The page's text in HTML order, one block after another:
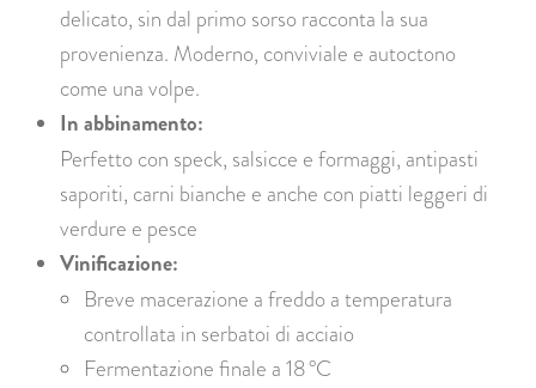
delicato, sin dal primo sorso racconta la sua
provenienza. Moderno, conviviale e autoctono
come una volpe.
In abbinamento:
Perfetto con speck, salsicce e formaggi, antipasti
saporiti, carni bianche e anche con piatti leggeri di
verdure e pesce
Vinificazione:
Breve macerazione a freddo a temperatura
controllata in serbatoi di acciaio
Fermentazione finale a 18 °C